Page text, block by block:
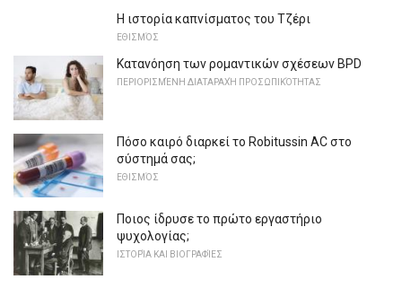
Η ιστορία καπνίσματος του Τζέρι
ΕΘΙΣΜΌΣ
Κατανόηση των ρομαντικών σχέσεων BPD
ΠΕΡΙΟΡΙΣΜΈΝΗ ΔΙΑΤΑΡΑΧΉ ΠΡΟΣΩΠΙΚΌΤΗΤΑΣ
Πόσο καιρό διαρκεί το Robitussin AC στο
σύστημά σας;
ΕΘΙΣΜΌΣ
Ποιος ίδρυσε το πρώτο εργαστήριο
ψυχολογίας;
ΙΣΤΟΡΊΑ ΚΑΙ ΒΙΟΓΡΑΦΊΕΣ